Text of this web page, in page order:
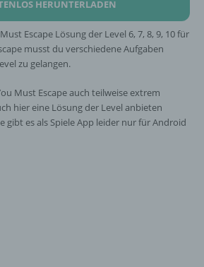
HERUNTERLADEN
Escape Lösung der Level 6, 7, 8, 9, 10 für
musst du verschiedene Aufgaben
zu gelangen.
Must Escape auch teilweise extrem
hier eine Lösung der Level anbieten
gibt es als Spiele App leider nur für Android